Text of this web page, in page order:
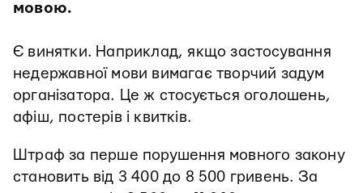
мовою.
Є винятки. Наприклад, якщо застосування
недержавної мови вимагає творчий задум
організатора. Це ж стосується оголошень,
афіш, постерів і квитків.
Штраф за перше порушення мовного закону
становить від 3 400 до 8 500 гривень. За